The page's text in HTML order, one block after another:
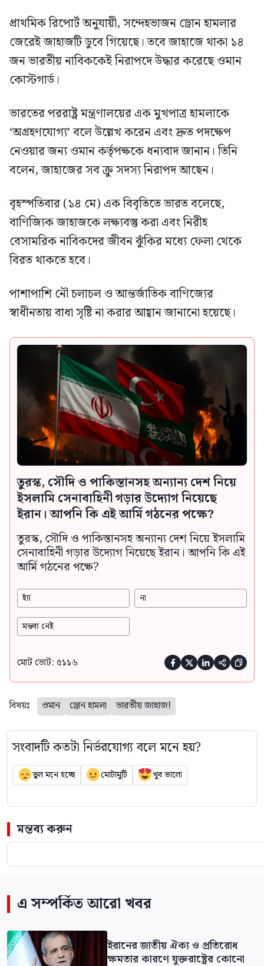
প্রাথমিক রিপোর্ট অনুযায়ী, সন্দেহভাজন ড্রোন হামলার
জেরেই জাহাজটি ডুবে গিয়েছে। তবে জাহাজে থাকা ১৪
জন ভারতীয় নাবিককেই নিরাপদে উদ্ধার করেছে ওমান
কোস্টগার্ড।
ভারতের পররাষ্ট্র মন্ত্রণালয়ের এক মুখপাত্র হামলাকে
‘অগ্রহণযোগ্য’ বলে উল্লেখ করেন এবং দ্রুত পদক্ষেপ
নেওয়ার জন্য ওমান কর্তৃপক্ষকে ধন্যবাদ জানান। তিনি
বলেন, জাহাজের সব ক্রু সদস্য নিরাপদ আছেন।
বৃহস্পতিবার (১৪ মে) এক বিবৃতিতে ভারত বলেছে,
বাণিজ্যিক জাহাজকে লক্ষ্যবস্তু করা এবং নিরীহ
বেসামরিক নাবিকদের জীবন ঝুঁকির মধ্যে ফেলা থেকে
বিরত থাকতে হবে।
পাশাপাশি নৌ চলাচল ও আন্তর্জাতিক বাণিজ্যের
স্বাধীনতায় বাধা সৃষ্টি না করার আহ্বান জানানো হয়েছে।
তুরস্ক, সৌদি ও পাকিস্তানসহ অন্যান্য দেশ নিয়ে
ইসলামি সেনাবাহিনী গড়ার উদ্যোগ নিয়েছে
ইরান। আপনি কি এই আর্মি গঠনের পক্ষে?
তুরস্ক, সৌদি ও পাকিস্তানসহ অন্যান্য দেশ নিয়ে ইসলামি
সেনাবাহিনী গড়ার উদ্যোগ নিয়েছে ইরান। আপনি কি এই
আর্মি গঠনের পক্ষে?
হ্যাঁ না
মন্তব্য নেই
মোট ভোট: ৫১১৬     
বিষয়ঃ ওমান ড্রোন হামলা ভারতীয় জাহাজ!
সংবাদটি কতটা নির্ভরযোগ্য বলে মনে হয়?
ভুল মনে হচ্ছে মোটামুটি খুব ভালো
মন্তব্য করুন
এ সম্পর্কিত আরো খবর
ইরানের জাতীয় ঐক্য ও প্রতিরোধ
ক্ষমতার কারণে যুক্তরাষ্ট্রের কোনো